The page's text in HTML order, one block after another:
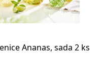
Ananas, sada 2 ks